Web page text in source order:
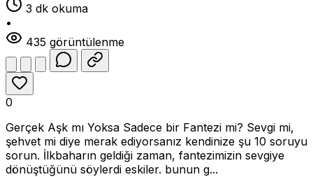
3 dk okuma
•
435 görüntülenme
0
Gerçek Aşk mı Yoksa Sadece bir Fantezi mi? Sevgi mi,
şehvet mi diye merak ediyorsanız kendinize şu 10 soruyu
sorun. İlkbaharın geldiği zaman, fantezimizin sevgiye
dönüştüğünü söylerdi eskiler. bunun g...